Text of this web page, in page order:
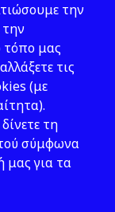
την
τόπο μας
τις
(με
τη
σύμφωνα
μας για τα